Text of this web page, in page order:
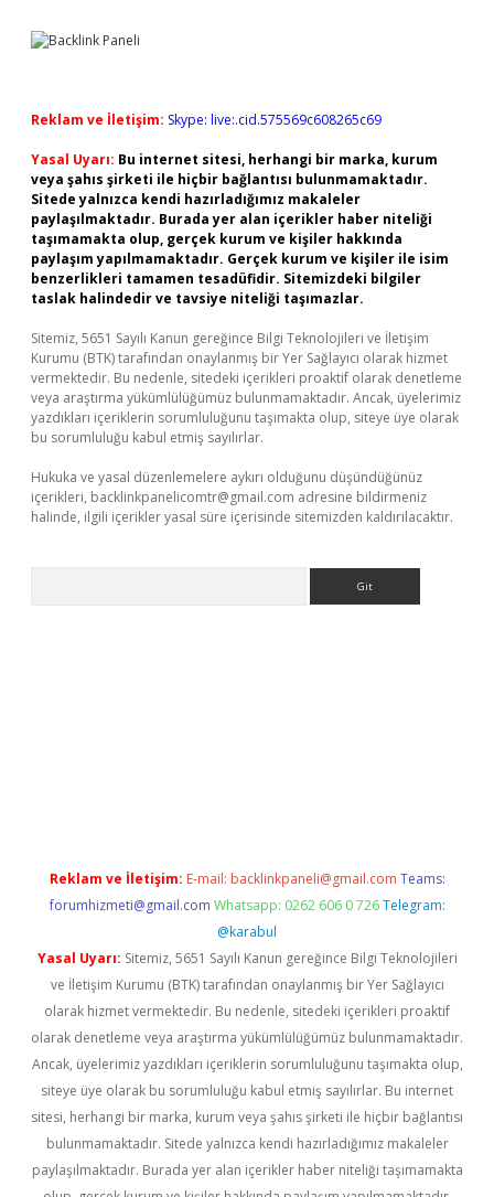
Reklam ve İletişim: Skype: live:.cid.575569c608265c69
Yasal Uyarı: Bu internet sitesi, herhangi bir marka, kurum
veya şahıs şirketi ile hiçbir bağlantısı bulunmamaktadır.
Sitede yalnızca kendi hazırladığımız makaleler
paylaşılmaktadır. Burada yer alan içerikler haber niteliği
taşımamakta olup, gerçek kurum ve kişiler hakkında
paylaşım yapılmamaktadır. Gerçek kurum ve kişiler ile isim
benzerlikleri tamamen tesadüfidir. Sitemizdeki bilgiler
taslak halindedir ve tavsiye niteliği taşımazlar.
Sitemiz, 5651 Sayılı Kanun gereğince Bilgi Teknolojileri ve İletişim
Kurumu (BTK) tarafından onaylanmış bir Yer Sağlayıcı olarak hizmet
vermektedir. Bu nedenle, sitedeki içerikleri proaktif olarak denetleme
veya araştırma yükümlülüğümüz bulunmamaktadır. Ancak, üyelerimiz
yazdıkları içeriklerin sorumluluğunu taşımakta olup, siteye üye olarak
bu sorumluluğu kabul etmiş sayılırlar.
Hukuka ve yasal düzenlemelere aykırı olduğunu düşündüğünüz
içerikleri, backlinkpanelicomtr@gmail.com adresine bildirmeniz
halinde, ilgili içerikler yasal süre içerisinde sitemizden kaldırılacaktır.
Reklam ve İletişim: E-mail: backlinkpaneli@gmail.com Teams:
forumhizmeti@gmail.com Whatsapp: 0262 606 0 726 Telegram:
@karabul
Yasal Uyarı: Sitemiz, 5651 Sayılı Kanun gereğince Bilgi Teknolojileri
ve İletişim Kurumu (BTK) tarafından onaylanmış bir Yer Sağlayıcı
olarak hizmet vermektedir. Bu nedenle, sitedeki içerikleri proaktif
olarak denetleme veya araştırma yükümlülüğümüz bulunmamaktadır.
Ancak, üyelerimiz yazdıkları içeriklerin sorumluluğunu taşımakta olup,
siteye üye olarak bu sorumluluğu kabul etmiş sayılırlar. Bu internet
sitesi, herhangi bir marka, kurum veya şahıs şirketi ile hiçbir bağlantısı
bulunmamaktadır. Sitede yalnızca kendi hazırladığımız makaleler
paylaşılmaktadır. Burada yer alan içerikler haber niteliği taşımamakta